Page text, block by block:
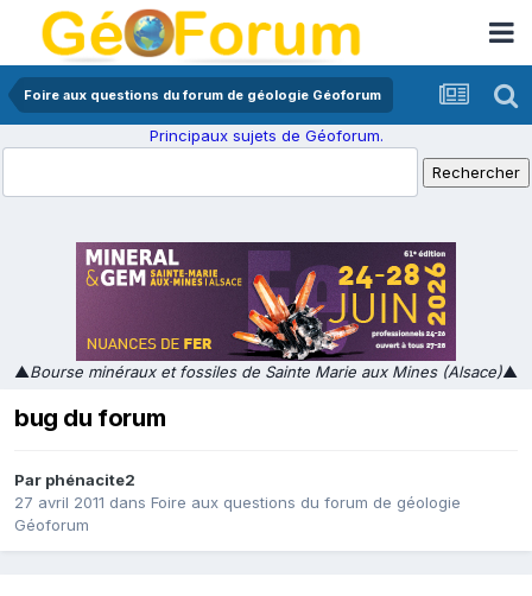
Foire aux questions du forum de géologie Géoforum
Principaux sujets de Géoforum.
▲Bourse minéraux et fossiles de Sainte Marie aux Mines (Alsace)▲
bug du forum
Par phénacite2
27 avril 2011 dans Foire aux questions du forum de géologie
Géoforum